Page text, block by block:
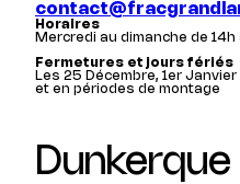
Horaires
Mercredi au dimanche de 14h
Fermetures et jours fériés
Les 25 Décembre, 1er Janvier
et en périodes de montage
Dunkerque